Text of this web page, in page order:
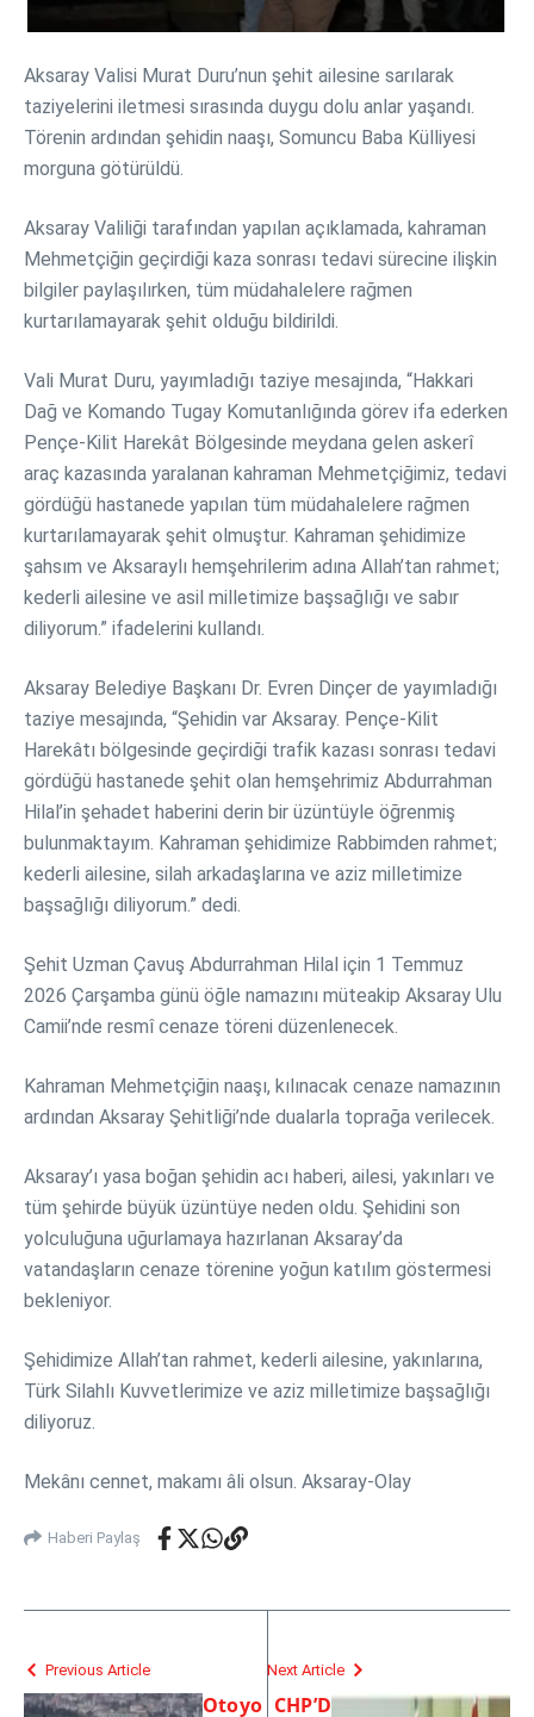
Aksaray Valisi Murat Duru’nun şehit ailesine sarılarak
taziyelerini iletmesi sırasında duygu dolu anlar yaşandı.
Törenin ardından şehidin naaşı, Somuncu Baba Külliyesi
morguna götürüldü.
Aksaray Valiliği tarafından yapılan açıklamada, kahraman
Mehmetçiğin geçirdiği kaza sonrası tedavi sürecine ilişkin
bilgiler paylaşılırken, tüm müdahalelere rağmen
kurtarılamayarak şehit olduğu bildirildi.
Vali Murat Duru, yayımladığı taziye mesajında, “Hakkari
Dağ ve Komando Tugay Komutanlığında görev ifa ederken
Pençe-Kilit Harekât Bölgesinde meydana gelen askerî
araç kazasında yaralanan kahraman Mehmetçiğimiz, tedavi
gördüğü hastanede yapılan tüm müdahalelere rağmen
kurtarılamayarak şehit olmuştur. Kahraman şehidimize
şahsım ve Aksaraylı hemşehrilerim adına Allah’tan rahmet;
kederli ailesine ve asil milletimize başsağlığı ve sabır
diliyorum.” ifadelerini kullandı.
Aksaray Belediye Başkanı Dr. Evren Dinçer de yayımladığı
taziye mesajında, “Şehidin var Aksaray. Pençe-Kilit
Harekâtı bölgesinde geçirdiği trafik kazası sonrası tedavi
gördüğü hastanede şehit olan hemşehrimiz Abdurrahman
Hilal’in şehadet haberini derin bir üzüntüyle öğrenmiş
bulunmaktayım. Kahraman şehidimize Rabbimden rahmet;
kederli ailesine, silah arkadaşlarına ve aziz milletimize
başsağlığı diliyorum.” dedi.
Şehit Uzman Çavuş Abdurrahman Hilal için 1 Temmuz
2026 Çarşamba günü öğle namazını müteakip Aksaray Ulu
Camii’nde resmî cenaze töreni düzenlenecek.
Kahraman Mehmetçiğin naaşı, kılınacak cenaze namazının
ardından Aksaray Şehitliği’nde dualarla toprağa verilecek.
Aksaray’ı yasa boğan şehidin acı haberi, ailesi, yakınları ve
tüm şehirde büyük üzüntüye neden oldu. Şehidini son
yolculuğuna uğurlamaya hazırlanan Aksaray’da
vatandaşların cenaze törenine yoğun katılım göstermesi
bekleniyor.
Şehidimize Allah’tan rahmet, kederli ailesine, yakınlarına,
Türk Silahlı Kuvvetlerimize ve aziz milletimize başsağlığı
diliyoruz.
Mekânı cennet, makamı âli olsun. Aksaray-Olay
Haberi Paylaş
Previous Article
Otoyo
Next Article
CHP’D